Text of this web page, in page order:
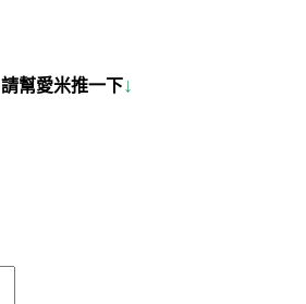
請幫愛米推一下↓